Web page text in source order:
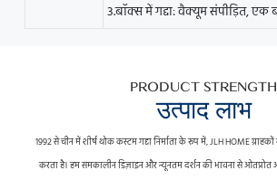
3.बॉक्स में गद्दा: वैक्यूम संपीड़ित,
PRODUCT STRENGTH
उत्पाद लाभ
1992 से चीन में शीर्ष थोक कस्टम गद्दा निर्माता के रूप में, JLH HOME
करता है।हम समकालीन डिज़ाइन और न्यूनतम दर्शन की भावना से ओतप्रोत